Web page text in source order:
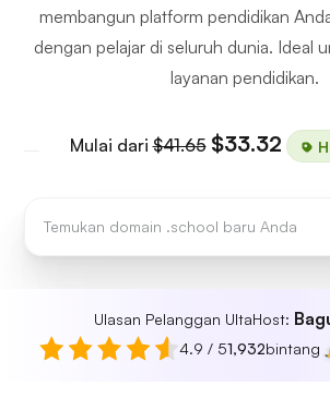
membangun platform pendidikan
dengan pelajar di seluruh dunia. Ideal
layanan pendidikan.
Mulai dari$41.65 $33.32
Ulasan Pelanggan UltaHost:
4.9 / 51,932bintang